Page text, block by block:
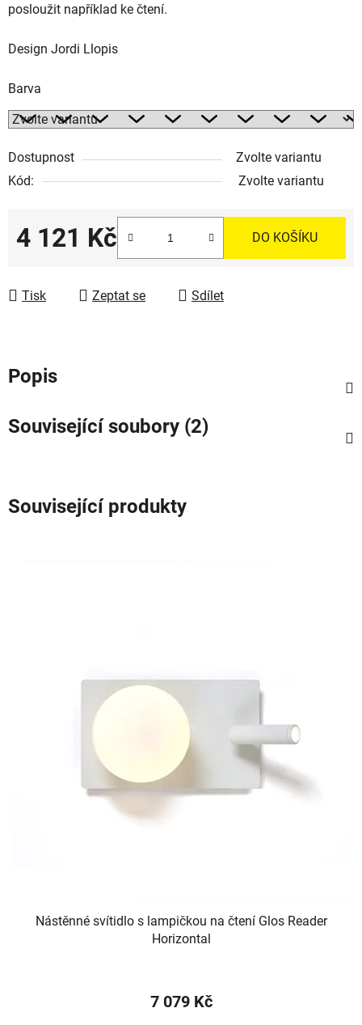
posloužit například ke čtení.
Design Jordi Llopis
Barva
Dostupnost
Zvolte variantu
Kód:
Zvolte variantu
4 121 Kč DO KOŠÍKU
Tisk Zeptat se Sdílet
Popis
Související soubory (2)
Související produkty
Nástěnné svítidlo s lampičkou na čtení Glos Reader
Horizontal
7 079 Kč